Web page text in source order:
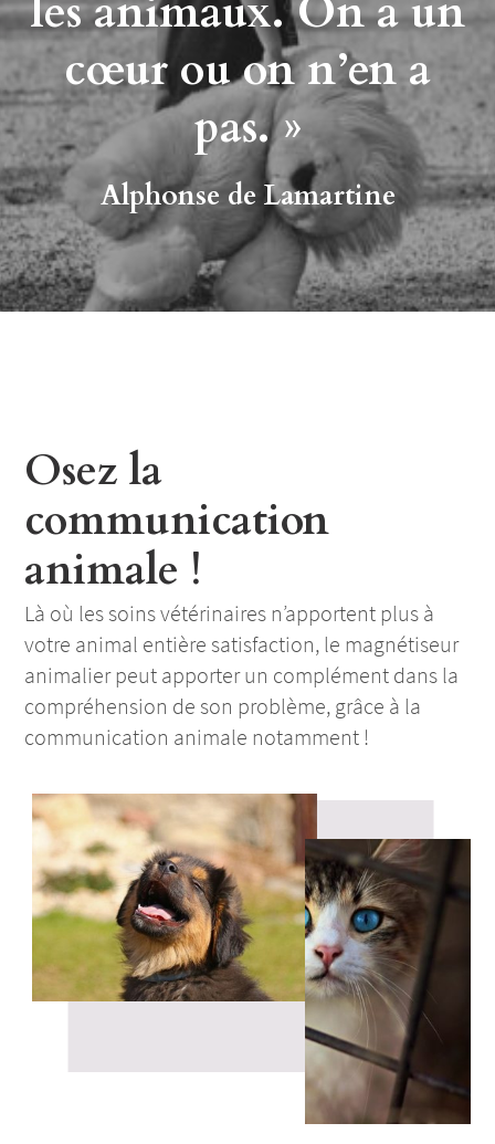
les animaux. On a un
cœur ou on n’en a
pas. »
Alphonse de Lamartine
Osez la
communication
animale !
Là où les soins vétérinaires n’apportent plus à
votre animal entière satisfaction, le magnétiseur
animalier peut apporter un complément dans la
compréhension de son problème, grâce à la
communication animale notamment !